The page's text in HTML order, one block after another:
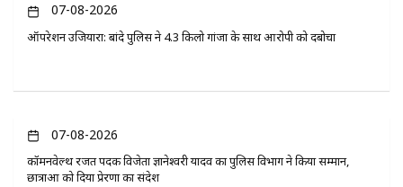
07-08-2026
ऑपरेशन उजियारा: बांदे पुलिस ने 4.3 किलो गांजा के साथ आरोपी को दबोचा
07-08-2026
कॉमनवेल्थ रजत पदक विजेता ज्ञानेश्वरी यादव का पुलिस विभाग ने किया सम्मान,
छात्राओं को दिया प्रेरणा का संदेश